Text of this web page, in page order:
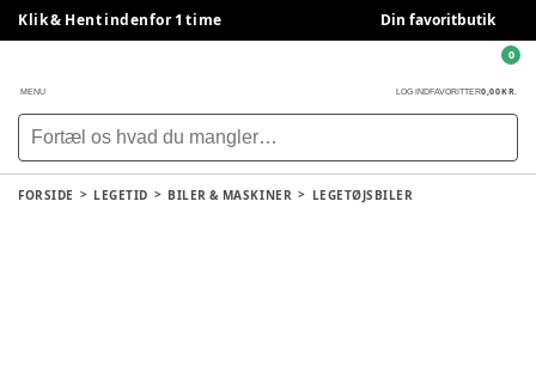
Klik & Hent indenfor 1 time Din favoritbutik
MENU LOG INDFAVORITTER0,00 KR.
0
FORSIDE LEGETID BILER & MASKINER LEGETØJSBILER